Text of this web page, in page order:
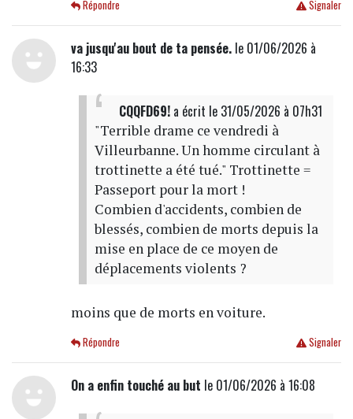
Signaler
Répondre
va jusqu'au bout de ta pensée.le 01/06/2026 à
16:33
CQQFD69!a écrit le 31/05/2026 à 07h31
"Terrible drame ce vendredi à
Villeurbanne. Un homme circulant à
trottinette a été tué." Trottinette =
Passeport pour la mort !
Combien d'accidents, combien de
blessés, combien de morts depuis la
mise en place de ce moyen de
déplacements violents ?
moins que de morts en voiture.
Signaler
Répondre
On a enfin touché au but le 01/06/2026 à 16:08